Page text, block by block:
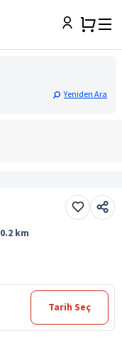
Yeniden Ara
0.2 km
Tarih Seç